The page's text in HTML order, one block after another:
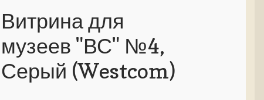
Витрина для
музеев "ВС" №4,
Серый (Westcom)